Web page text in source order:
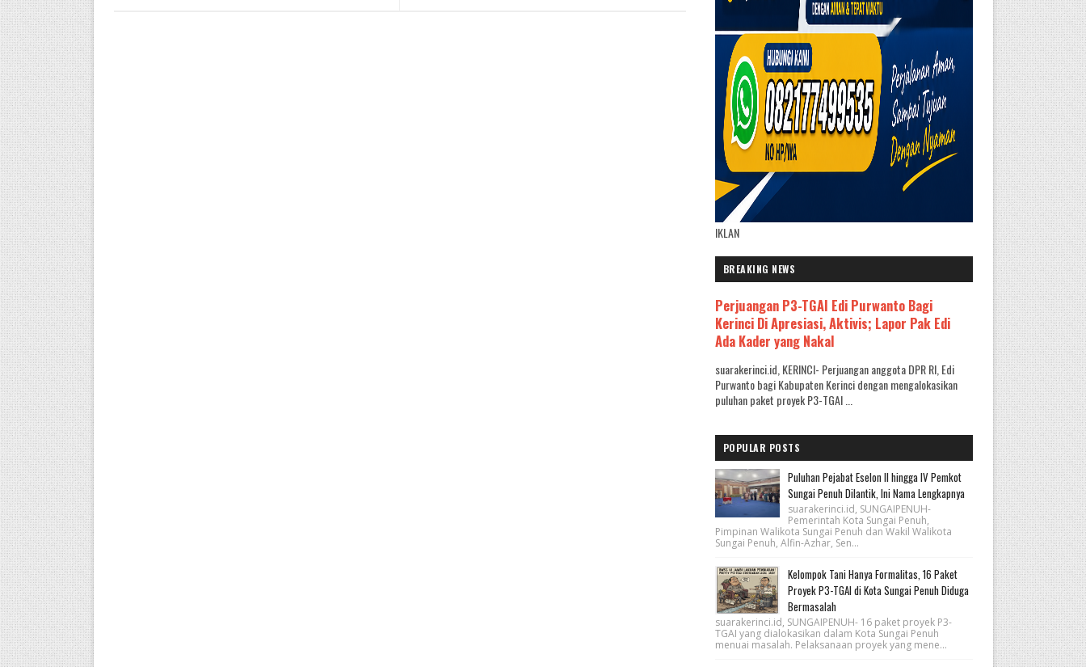
IKLAN
BREAKING NEWS
Perjuangan P3-TGAI Edi Purwanto Bagi
Kerinci Di Apresiasi, Aktivis; Lapor Pak Edi
Ada Kader yang Nakal
suarakerinci.id, KERINCI- Perjuangan anggota DPR RI, Edi
Purwanto bagi Kabupaten Kerinci dengan mengalokasikan
puluhan paket proyek P3-TGAI ...
POPULAR POSTS
Puluhan Pejabat Eselon II hingga IV Pemkot
Sungai Penuh Dilantik, Ini Nama Lengkapnya
suarakerinci.id, SUNGAIPENUH-
Pemerintah Kota Sungai Penuh,
Pimpinan Walikota Sungai Penuh dan Wakil Walikota
Sungai Penuh, Alfin-Azhar, Sen...
Kelompok Tani Hanya Formalitas, 16 Paket
Proyek P3-TGAI di Kota Sungai Penuh Diduga
Bermasalah
suarakerinci.id, SUNGAIPENUH- 16 paket proyek P3-
TGAI yang dialokasikan dalam Kota Sungai Penuh
menuai masalah. Pelaksanaan proyek yang mene...